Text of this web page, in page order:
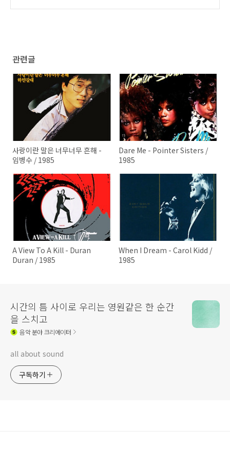
관련글
사랑이란 말은 너무너무 흔해 -
임병수 / 1985
Dare Me - Pointer Sisters /
1985
A View To A Kill - Duran
Duran / 1985
When I Dream - Carol Kidd /
1985
시간의 틈 사이로 우리는 영원같은 한 순간
을 스치고
음악분야 크리에이터
all about sound
구독하기